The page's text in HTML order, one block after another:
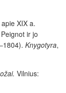
XIX a.
Peignot ir jo
Knygotyra,
Vilnius: